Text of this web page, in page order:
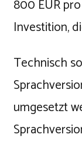
800 EUR
Investition,
Technisch
umgesetzt